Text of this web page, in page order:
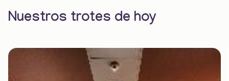
Nuestros trotes de hoy